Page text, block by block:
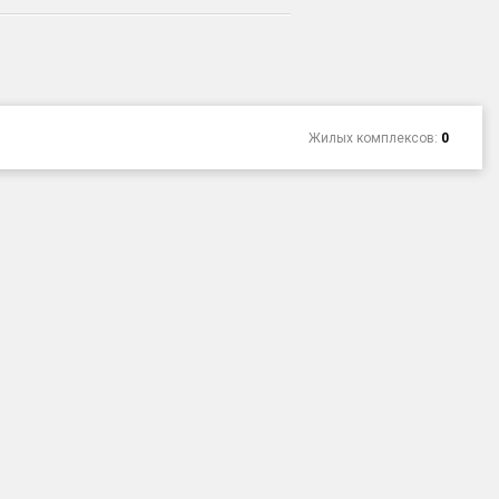
Жилых комплексов: 0